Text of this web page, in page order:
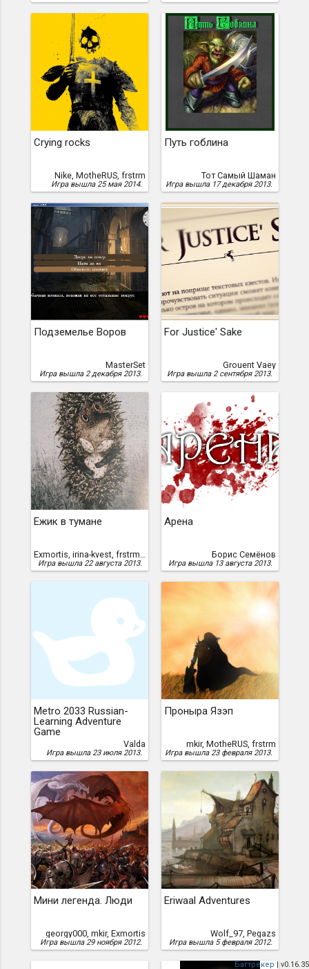
Crying rocks
Nike, MotheRUS, frstrm
Игра вышла 25 мая 2014.
Путь гоблина
Тот Самый Шаман
Игра вышла 17 декабря 2013.
Подземелье Воров
MasterSet
Игра вышла 2 декабря 2013.
For Justice' Sake
Grouent Vaey
Игра вышла 2 сентября 2013.
Ежик в тумане
Exmortis, irina-kvest, frstrm, kirill_savchenko, georgy000
Игра вышла 22 августа 2013.
Арена
Борис Семёнов
Игра вышла 13 августа 2013.
Metro 2033 Russian-
Learning Adventure
Game
Valda
Игра вышла 23 июля 2013.
Проныра Язэп
mkir, MotheRUS, frstrm
Игра вышла 23 февраля 2013.
Мини легенда. Люди
georgy000, mkir, Exmortis
Игра вышла 29 ноября 2012.
Eriwaal Adventures
Wolf_97, Pegazs
Игра вышла 5 февраля 2012.
Багтрекер | v0.16.35